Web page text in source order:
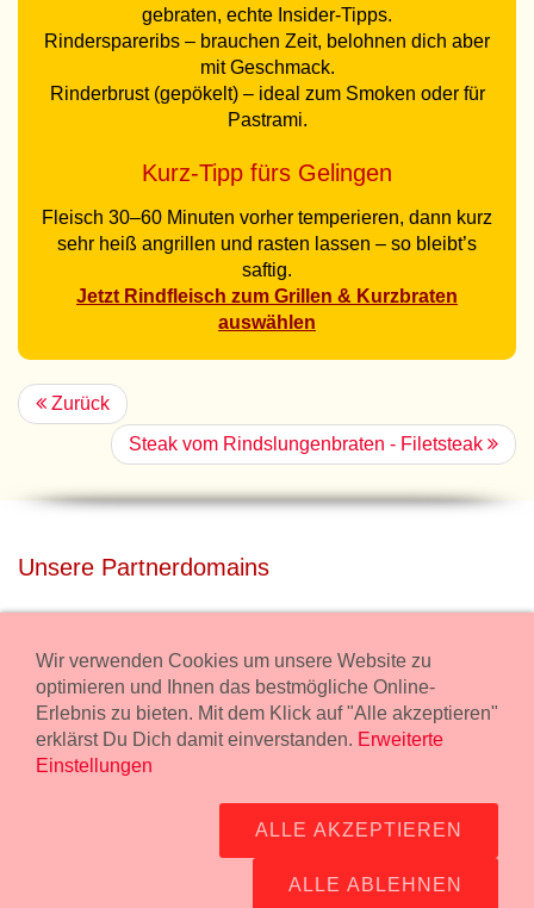
gebraten, echte Insider-Tipps.
Rinderspareribs – brauchen Zeit, belohnen dich aber
mit Geschmack.
Rinderbrust (gepökelt) – ideal zum Smoken oder für
Pastrami.
Kurz-Tipp fürs Gelingen
Fleisch 30–60 Minuten vorher temperieren, dann kurz
sehr heiß angrillen und rasten lassen – so bleibt’s
saftig.
Jetzt Rindfleisch zum Grillen & Kurzbraten
auswählen
Zurück
Steak vom Rindslungenbraten - Filetsteak
Unsere Partnerdomains
Miete unser Haus bei Wiener Neustadt für Deine Party mit
Übernachtung.
freilaender.at
Wurstmanufaktur Markus Kollecker GmbH,
Wir verwenden Cookies um unsere Website zu
optimieren und Ihnen das bestmögliche Online-
Erlebnis zu bieten. Mit dem Klick auf "Alle akzeptieren"
erklärst Du Dich damit einverstanden. Erweiterte
Einstellungen
ALLE AKZEPTIEREN
ALLE ABLEHNEN